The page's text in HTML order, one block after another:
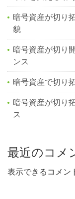
暗号資産が切り
貌
暗号資産が切り
ンス
暗号資産で切り
暗号資産が切り
ス
最近のコメ
表示できるコメン